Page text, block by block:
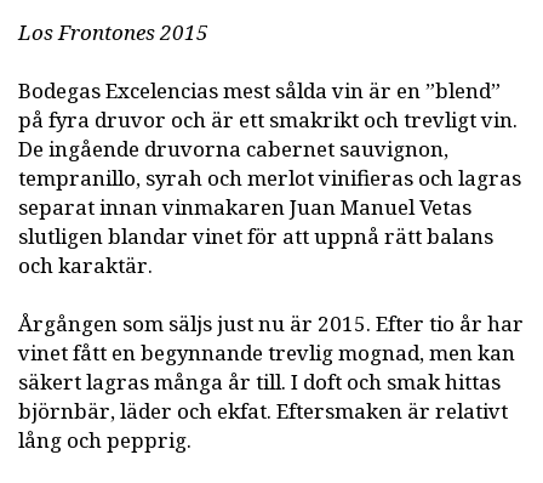
Los Frontones 2015
Bodegas Excelencias mest sålda vin är en ”blend”
på fyra druvor och är ett smakrikt och trevligt vin.
De ingående druvorna cabernet sauvignon,
tempranillo, syrah och merlot vinifieras och lagras
separat innan vinmakaren Juan Manuel Vetas
slutligen blandar vinet för att uppnå rätt balans
och karaktär.
Årgången som säljs just nu är 2015. Efter tio år har
vinet fått en begynnande trevlig mognad, men kan
säkert lagras många år till. I doft och smak hittas
björnbär, läder och ekfat. Eftersmaken är relativt
lång och pepprig.